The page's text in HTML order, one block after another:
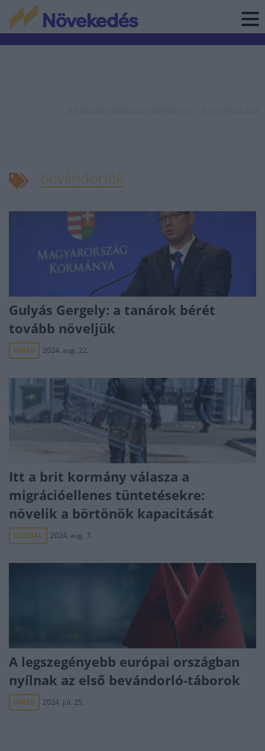
bevándorlók
Gulyás Gergely: a tanárok bérét
tovább növeljük
HÍREK 2024. aug. 22.
Itt a brit kormány válasza a
migrációellenes tüntetésekre:
növelik a börtönök kapacitását
GLOBÁL 2024. aug. 7.
A legszegényebb európai országban
nyílnak az első bevándorló-táborok
HÍREK 2024. júl. 25.